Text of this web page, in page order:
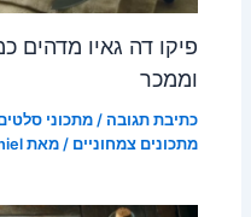
פיקו דה גאיו מדהים
וממכר
כתיבת תגובה /מתכוני
מתכונים צמחוניים / מאת